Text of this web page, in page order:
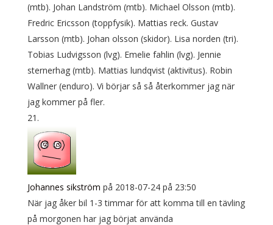
(mtb). Johan Landström (mtb). Michael Olsson (mtb).
Fredric Ericsson (toppfysik). Mattias reck. Gustav
Larsson (mtb). Johan olsson (skidor). Lisa norden (tri).
Tobias Ludvigsson (lvg). Emelie fahlin (lvg). Jennie
sternerhag (mtb). Mattias lundqvist (aktivitus). Robin
Wallner (enduro). Vi börjar så så återkommer jag när
jag kommer på fler.
Johannes sikström på 2018-07-24 på 23:50
När jag åker bil 1-3 timmar för att komma till en tävling
på morgonen har jag börjat använda